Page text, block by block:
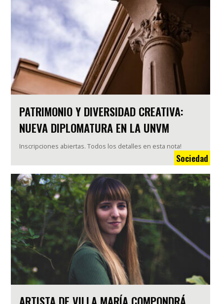
PATRIMONIO Y DIVERSIDAD CREATIVA:
NUEVA DIPLOMATURA EN LA UNVM
Inscripciones abiertas. Todos los detalles en esta nota!
Sociedad
ARTISTA DE VILLA MARÍA COMPONDRÁ